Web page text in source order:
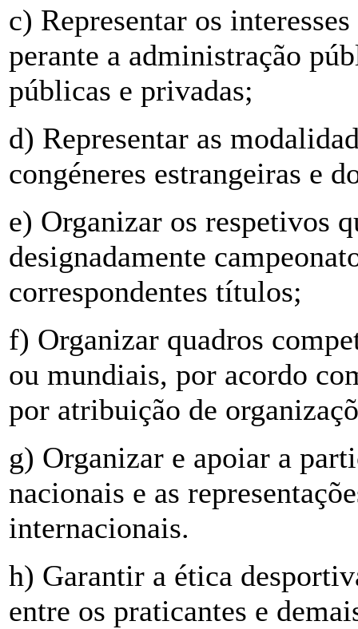
c) Representar os
perante a administração
públicas e privadas;
d) Representar as
congéneres estrangeiras e
e) Organizar os respetivos
designadamente
correspondentes títulos;
f) Organizar quadros
ou mundiais, por acordo
por atribuição de
g) Organizar e apoiar a
nacionais e as
internacionais.
h) Garantir a ética
entre os praticantes e